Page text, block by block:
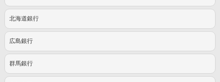
北海道銀行
広島銀行
群馬銀行